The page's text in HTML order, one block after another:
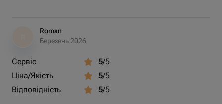
Roman
Березень 2026
Сервіс 5/5
Ціна/Якість
5/5
Відповідність
5/5